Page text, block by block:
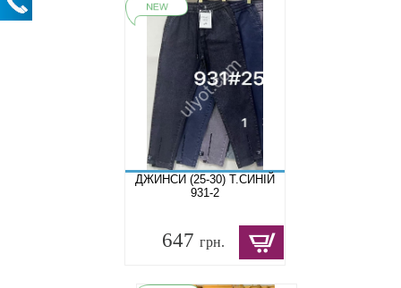
ДЖИНСИ (25-30) Т.СИНІЙ
931-2
647 грн.